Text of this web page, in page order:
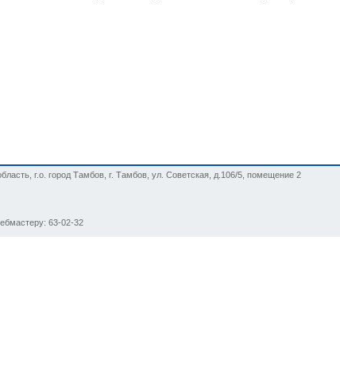
г.о. город Тамбов, г. Тамбов, ул. Советская, д.106/5, помещение 2
63-02-32